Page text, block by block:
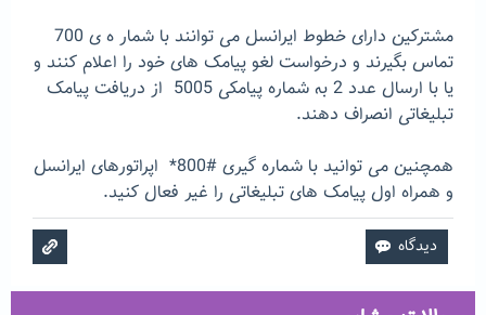
مشترکین دارای خطوط ایرانسل می توانند با شمار ه ی 700
تماس بگیرند و درخواست لغو پیامک های خود را اعلام کنند و
یا با ارسال عدد 2 به شماره پیامکی 5005 از دریافت پیامک
تبلیغاتی انصراف دهند.
همچنین می توانید با شماره گیری #800* اپراتورهای ایرانسل
و همراه اول پیامک های تبلیغاتی را غیر فعال کنید.